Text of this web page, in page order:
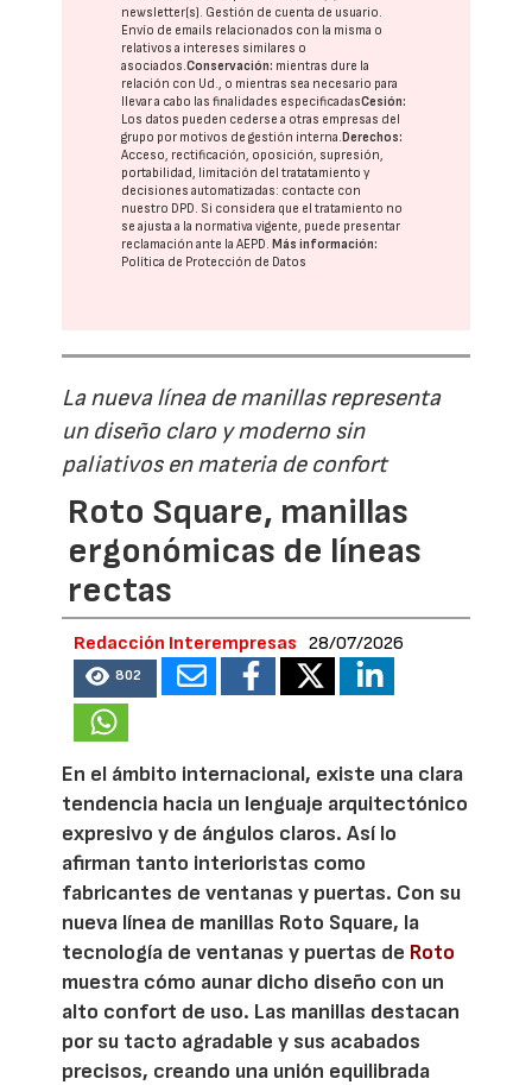
newsletter(s). Gestión de cuenta de usuario.
Envío de emails relacionados con la misma o
relativos a intereses similares o
asociados.Conservación: mientras dure la
relación con Ud., o mientras sea necesario para
llevar a cabo las finalidades especificadasCesión:
Los datos pueden cederse a otras empresas del
grupo por motivos de gestión interna. Derechos:
Acceso, rectificación, oposición, supresión,
portabilidad, limitación del tratatamiento y
decisiones automatizadas: contacte con
nuestro DPD. Si considera que el tratamiento no
se ajusta a la normativa vigente, puede presentar
reclamación ante laAEPD. Más información:
Política de Protección de Datos
La nueva línea de manillas representa
un diseño claro y moderno sin
paliativos en materia de confort
Roto Square, manillas
ergonómicas de líneas
rectas
Redacción Interempresas 28/07/2026
802
En el ámbito internacional, existe una clara
tendencia hacia un lenguaje arquitectónico
expresivo y de ángulos claros. Así lo
afirman tanto interioristas como
fabricantes de ventanas y puertas. Con su
nueva línea de manillas Roto Square, la
tecnología de ventanas y puertas de Roto
muestra cómo aunar dicho diseño con un
alto confort de uso. Las manillas destacan
por su tacto agradable y sus acabados
precisos, creando una unión equilibrada